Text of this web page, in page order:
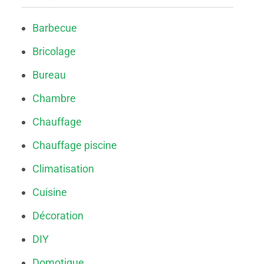
Barbecue
Bricolage
Bureau
Chambre
Chauffage
Chauffage piscine
Climatisation
Cuisine
Décoration
DIY